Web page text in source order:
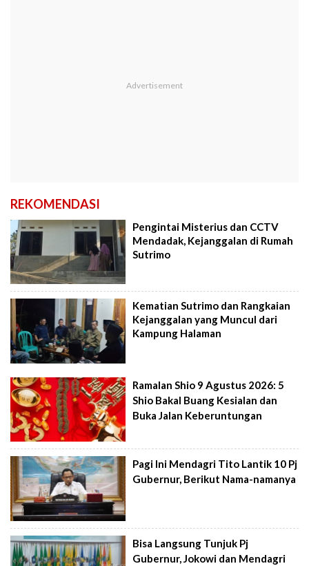
REKOMENDASI
Pengintai Misterius dan CCTV
Mendadak, Kejanggalan di Rumah
Sutrimo
Kematian Sutrimo dan Rangkaian
Kejanggalan yang Muncul dari
Kampung Halaman
Ramalan Shio 9 Agustus 2026: 5
Shio Bakal Buang Kesialan dan
Buka Jalan Keberuntungan
Pagi Ini Mendagri Tito Lantik 10 Pj
Gubernur, Berikut Nama-namanya
Bisa Langsung Tunjuk Pj
Gubernur, Jokowi dan Mendagri